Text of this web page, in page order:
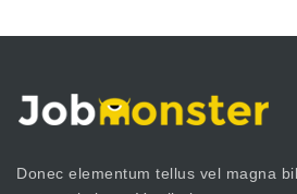
Donec elementum tellus vel magna